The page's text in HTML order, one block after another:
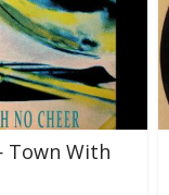
With